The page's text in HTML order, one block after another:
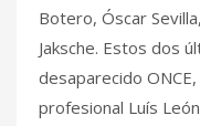
Botero, Óscar
Jaksche. Estos dos
desaparecido
profesional Luís